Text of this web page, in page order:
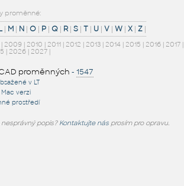
proměnné:
| M | N |O | P |Q | R |S |T | U |V |W |X |Z |
2009| 2010 | 2011| 2012 | 2013| 2014| 2015 | 2016| 2017|
| 2026| 2027|
proměnných -1547
v LT
verzi
prostředí
popis? Kontaktujte násprosím pro opravu.